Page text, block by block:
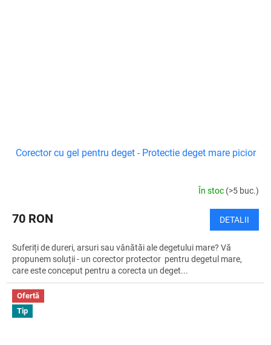
Corector cu gel pentru deget - Protectie deget mare picior
În stoc (>5 buc.)
70 RON DETALII
Suferiți de dureri, arsuri sau vânătăi ale degetului mare? Vă
propunem soluții - un corector protector pentru degetul mare,
care este conceput pentru a corecta un deget...
Ofertă
Tip